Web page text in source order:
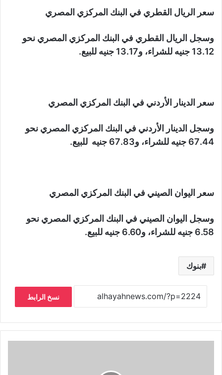
سعر الريال القطري في البنك المركزي المصري
وسجل الريال القطري في البنك المركزي المصري نحو
13.12 جنيه للشراء، و13.17 جنيه للبيع.
سعر الدينار الأردني في البنك المركزي المصري
وسجل الدينار الأردني في البنك المركزي المصري نحو
67.44 جنيه للشراء، و67.83 جنيه للبيع.
سعر اليوان الصيني في البنك المركزي المصري
وسجل اليوان الصيني في البنك المركزي المصري نحو
6.58 جنيه للشراء، و6.60 جنيه للبيع.
بنوك
نسخ الرابط